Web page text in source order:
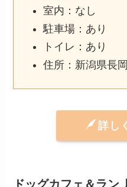
室内：なし
駐車場：あり
トイレ：あり
住所：新潟県長
詳し
ドッグカフェ＆ラン